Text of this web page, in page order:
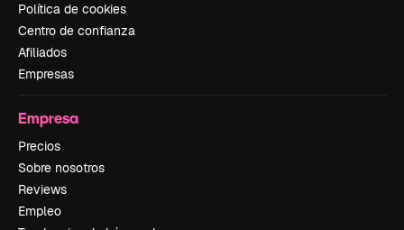
Política de cookies
Centro de confianza
Afiliados
Empresas
Empresa
Precios
Sobre nosotros
Reviews
Empleo